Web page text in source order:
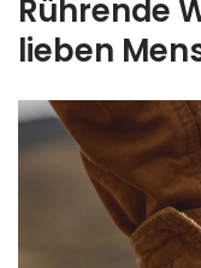
Rührende
lieben